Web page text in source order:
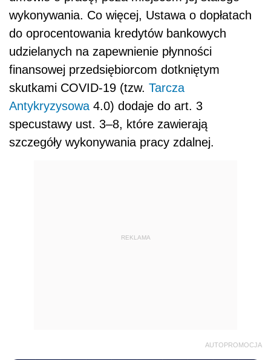
wykonywania. Co więcej, Ustawa o dopłatach
do oprocentowania kredytów bankowych
udzielanych na zapewnienie płynności
finansowej przedsiębiorcom dotkniętym
skutkami COVID-19 (tzw. Tarcza
Antykryzysowa 4.0) dodaje do art. 3
specustawy ust. 3–8, które zawierają
szczegóły wykonywania pracy zdalnej.
REKLAMA
AUTOPROMOCJA